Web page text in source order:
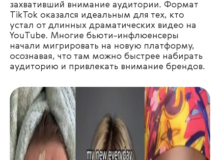
захвативший внимание аудитории. Формат
TikTok оказался идеальным для тех, кто
устал от длинных драматических видео на
YouTube. Многие бьюти-инфлюенсеры
начали мигрировать на новую платформу,
осознавая, что там можно быстрее набирать
аудиторию и привлекать внимание брендов.